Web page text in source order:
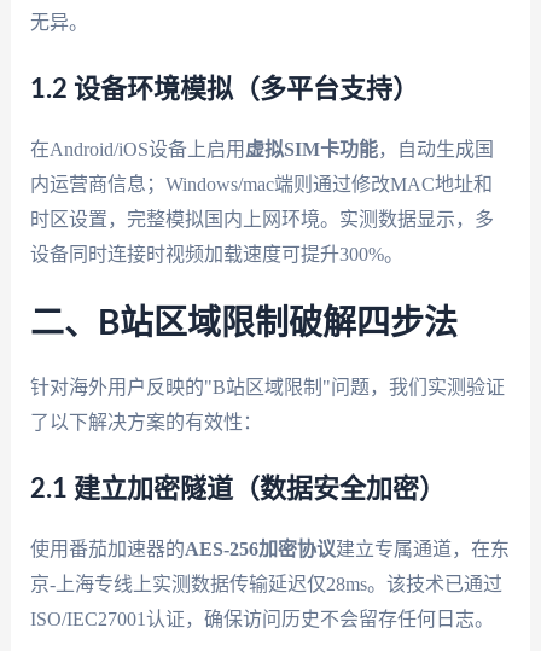
无异。
1.2 设备环境模拟（多平台支持）
在Android/iOS设备上启用 虚拟SIM卡功能，自动生成国
内运营商信息；Windows/mac端则通过修改MAC地址和
时区设置，完整模拟国内上网环境。实测数据显示，多
设备同时连接时视频加载速度可提升300%。
二、B站区域限制破解四步法
针对海外用户反映的"B站区域限制"问题，我们实测验证
了以下解决方案的有效性：
2.1 建立加密隧道（数据安全加密）
使用番茄加速器的AES-256加密协议建立专属通道，在东
京-上海专线上实测数据传输延迟仅28ms。该技术已通过
ISO/IEC27001认证，确保访问历史不会留存任何日志。